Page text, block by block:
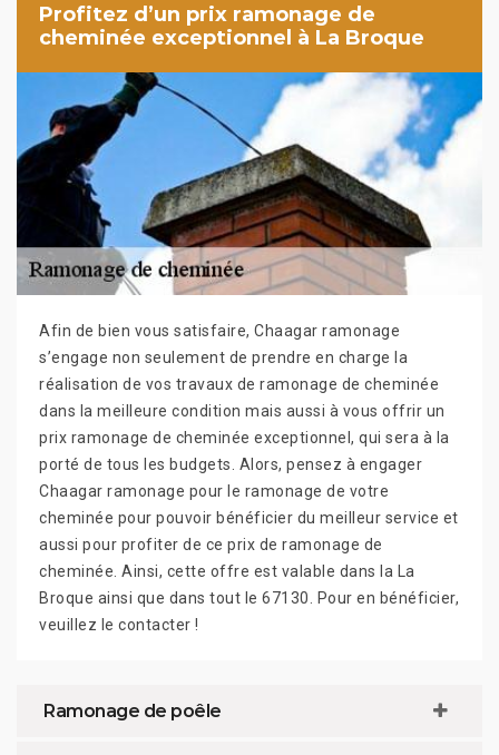
Profitez d’un prix ramonage de
cheminée exceptionnel à La Broque
Afin de bien vous satisfaire, Chaagar ramonage
s’engage non seulement de prendre en charge la
réalisation de vos travaux de ramonage de cheminée
dans la meilleure condition mais aussi à vous offrir un
prix ramonage de cheminée exceptionnel, qui sera à la
porté de tous les budgets. Alors, pensez à engager
Chaagar ramonage pour le ramonage de votre
cheminée pour pouvoir bénéficier du meilleur service et
aussi pour profiter de ce prix de ramonage de
cheminée. Ainsi, cette offre est valable dans la La
Broque ainsi que dans tout le 67130. Pour en bénéficier,
veuillez le contacter !
Ramonage de poêle